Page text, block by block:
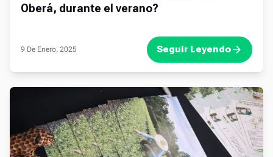
Oberá, durante el verano?
9 De Enero, 2025 Seguir Leyendo